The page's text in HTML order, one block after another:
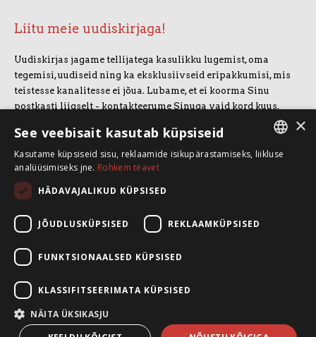
Liitu meie uudiskirjaga!
Uudiskirjas jagame tellijatega kasulikku lugemist, oma
tegemisi, uudiseid ning ka eksklusiivseid eripakkumisi, mis
teistesse kanalitesse ei jõua. Lubame, et ei koorma Sinu
postkasti liigselt - kontakteerume Sinuga vaid kord kuus.
LIITUN UUDISKIRJAGA
Koolitusruum ja kontor: Telliskivi 60/A3, 10412 Tallinn
+372 5388 4854
info@speaksmart.ee
Leia meid sotsiaalmeediast:
Facebook
LinkedIn
Instagram
×
See veebisait kasutab küpsiseid
Kasutame küpsiseid sisu, reklaamide isikupärastamiseks, liikluse
analüüsimiseks jne. Rohkem teavet
HÄDAVAJALIKUD KÜPSISED
JÕUDLUSKÜPSISED REKLAAMKÜPSISED
FUNKTSIONAALSED KÜPSISED
KLASSIFITSEERIMATA KÜPSISED
NÄITA ÜKSIKASJU